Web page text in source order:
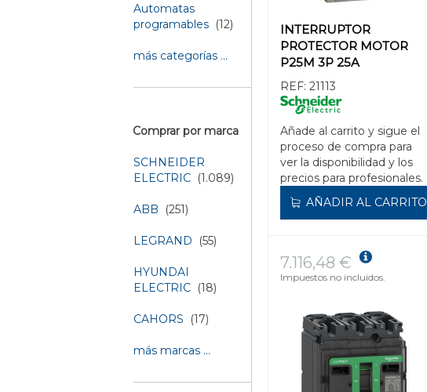
Automatas
programables (12)
más categorías ...
Comprar por marca
SCHNEIDER
ELECTRIC (1.089)
ABB (251)
LEGRAND (55)
HYUNDAI
ELECTRIC (18)
CAHORS (17)
más marcas ...
INTERRUPTOR
PROTECTOR MOTOR
P25M 3P 25A
REF: 21113
Añade al carrito y sigue el
proceso de compra para
ver la disponibilidad y los
precios para profesionales.
AÑADIR AL CARRITO
7.116,48 €
Impuestos no incluidos.